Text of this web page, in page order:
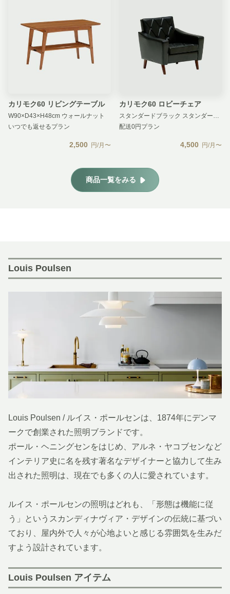
カリモク60 リビングテーブル
W90×D43×H48cm ウォールナット
いつでも返せるプラン
2,500 円/月〜
カリモク60 ロビーチェア
スタンダードブラック スタンダードブラック 汚損補償 無し
配送0円プラン
4,500 円/月〜
商品一覧をみる
Louis Poulsen
Louis Poulsen / ルイス・ポールセンは、1874年にデンマ
ークで創業された照明ブランドです。
ポール・ヘニングセンをはじめ、アルネ・ヤコブセンなど
インテリア史に名を残す著名なデザイナーと協力して生み
出された照明は、現在でも多くの人に愛されています。
ルイス・ポールセンの照明はどれも、「形態は機能に従
う」というスカンディナヴィア・デザインの伝統に基づい
ており、屋内外で人々が心地よいと感じる雰囲気を生みだ
すよう設計されています。
Louis Poulsen アイテム